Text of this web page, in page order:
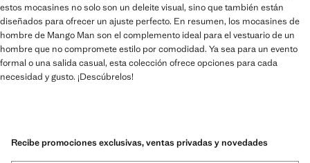
estos mocasines no solo son un deleite visual, sino que también están
diseñados para ofrecer un ajuste perfecto. En resumen, los mocasines de
hombre de Mango Man son el complemento ideal para el vestuario de un
hombre que no compromete estilo por comodidad. Ya sea para un evento
formal o una salida casual, esta colección ofrece opciones para cada
necesidad y gusto. ¡Descúbrelos!
Recibe promociones exclusivas, ventas privadas y novedades